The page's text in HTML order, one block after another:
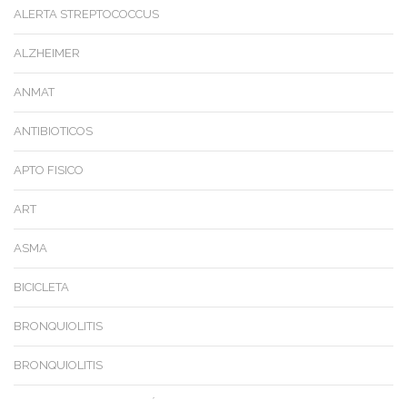
ALERTA STREPTOCOCCUS
ALZHEIMER
ANMAT
ANTIBIOTICOS
APTO FISICO
ART
ASMA
BICICLETA
BRONQUIOLITIS
BRONQUIOLITIS